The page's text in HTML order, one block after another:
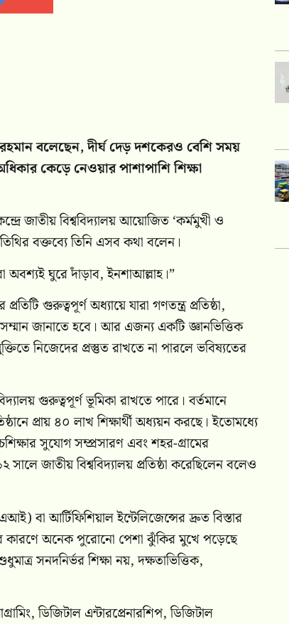
রহমান বলেছেন, দীর্ঘ দেড় দশকেরও বেশি সময়
কেড়ে নেওয়ার পাশাপাশি শিক্ষা
জাতীয় বিশ্ববিদ্যালয় আয়োজিত ‘কর্মমুখী ও
বক্তব্যে তিনি এসব কথা বলেন।
অবশ্যই ঘুরে দাঁড়াব, ইনশাআল্লাহ।”
গুরুত্বপূর্ণ অধ্যায়ে যারা গণতন্ত্র প্রতিষ্ঠা,
জানাতে হবে। আর এজন্য একটি জ্ঞানভিত্তিক
নিজেদের প্রস্তুত রাখতে না পারলে ভবিষ্যতের
গুরুত্বপূর্ণ ভূমিকা রাখতে পারে। বর্তমানে
প্রায় ৪০ লাখ শিক্ষার্থী অধ্যয়ন করছে। ইতোমধ্যে
সুযোগ সম্প্রসারণ এবং শহর-গ্রামের
সালে জাতীয় বিশ্ববিদ্যালয় প্রতিষ্ঠা করেছিলেন বলেও
বা আর্টিফিশিয়াল ইন্টেলিজেন্সের দ্রুত বিস্তার
কারণে অনেক পুরোনো পেশা ঝুঁকির মুখে পড়েছে
সনদনির্ভর শিক্ষা নয়, দক্ষতাভিত্তিক,
ডিজিটাল এন্টারপ্রেনারশিপ, ডিজিটাল